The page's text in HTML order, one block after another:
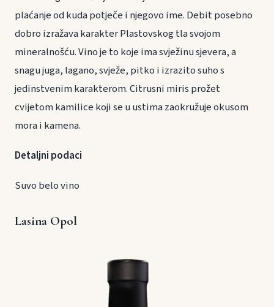
plaćanje od kuda potječe i njegovo ime. Debit posebno
dobro izražava karakter Plastovskog tla svojom
mineralnošću. Vino je to koje ima svježinu sjevera, a
snagu juga, lagano, svježe, pitko i izrazito suho s
jedinstvenim karakterom. Citrusni miris prožet
cvijetom kamilice koji se u ustima zaokružuje okusom
mora i kamena.
Detaljni podaci
Suvo belo vino
Lasina Opol